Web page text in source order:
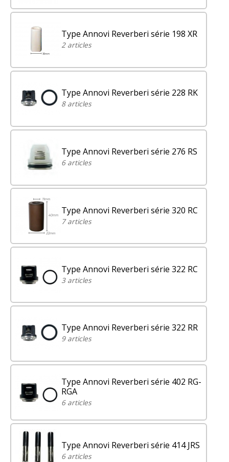
Type Annovi Reverberi série 198 XR
2 articles
Type Annovi Reverberi série 228 RK
8 articles
Type Annovi Reverberi série 276 RS
6 articles
Type Annovi Reverberi série 320 RC
7 articles
Type Annovi Reverberi série 322 RC
3 articles
Type Annovi Reverberi série 322 RR
9 articles
Type Annovi Reverberi série 402 RG-
RGA
6 articles
Type Annovi Reverberi série 414 JRS
6 articles